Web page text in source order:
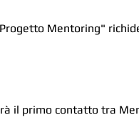
Mentoring"
il primo contatto tra